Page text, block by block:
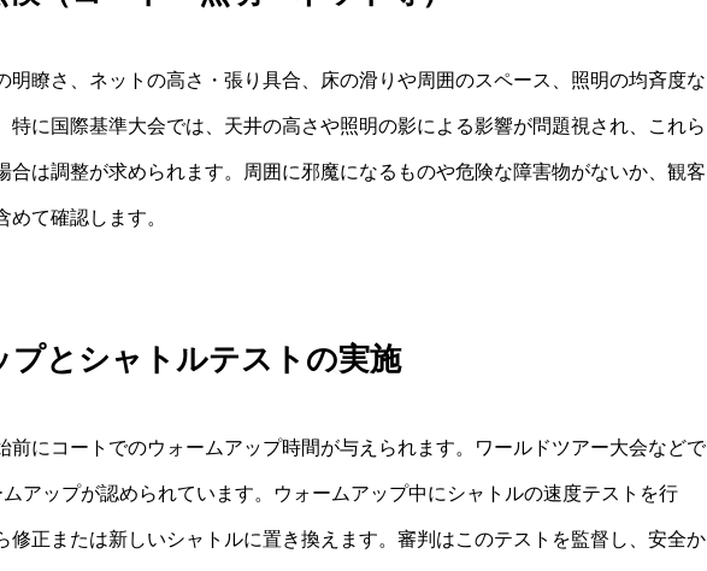
明瞭さ、ネットの高さ・張り具合、床の滑りや周囲のスペース、照明の均斉度な
特に国際基準大会では、天井の高さや照明の影による影響が問題視され、これら
合は調整が求められます。周囲に邪魔になるものや危険な障害物がないか、観客
めて確認します。
プとシャトルテストの実施
前にコートでのウォームアップ時間が与えられます。ワールドツアー大会などで
アップが認められています。ウォームアップ中にシャトルの速度テストを行
修正または新しいシャトルに置き換えます。審判はこのテストを監督し、安全か